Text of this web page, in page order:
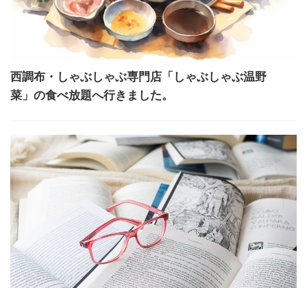
西調布・しゃぶしゃぶ専門店「しゃぶしゃぶ温野
菜」の食べ放題へ行きました。